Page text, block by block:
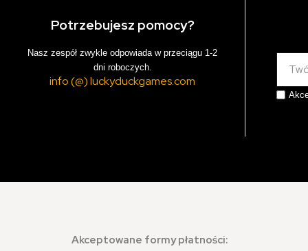
Potrzebujesz pomocy?
Nasz zespół zwykle odpowiada w przeciągu 1-2
dni roboczych.
info (@) luckyduckgames.com
Akceptowane formy płatności: